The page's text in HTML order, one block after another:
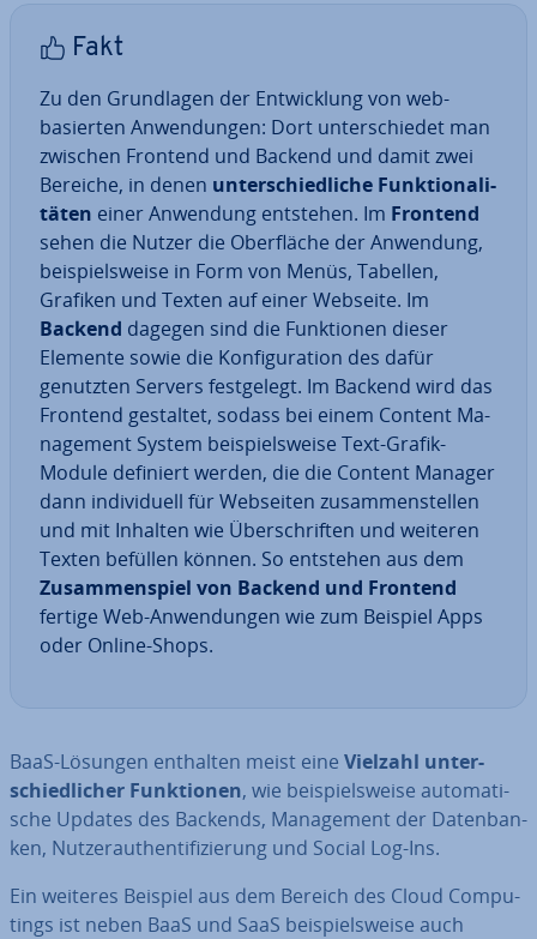
Fakt
Zu den Grund­la­gen der Ent­wick­lung von web-
basierten An­wen­dun­gen: Dort un­ter­schie­det man
zwischen Frontend und Backend und damit zwei
Bereiche, in denen un­ter­schied­li­che Funk­tio­na­li­
tä­ten einer Anwendung entstehen. Im Frontend
sehen die Nutzer die Ober­flä­che der Anwendung,
bei­spiels­wei­se in Form von Menüs, Tabellen,
Grafiken und Texten auf einer Webseite. Im
Backend dagegen sind die Funk­tio­nen dieser
Elemente sowie die Kon­fi­gu­ra­ti­on des dafür
genutzten Servers fest­ge­legt. Im Backend wird das
Frontend gestaltet, sodass bei einem Content Ma­
nage­ment System bei­spiels­wei­se Text-Grafik-
Module definiert werden, die die Content Manager
dann in­di­vi­du­ell für Webseiten zu­sam­men­stel­len
und mit Inhalten wie Über­schrif­ten und weiteren
Texten befüllen können. So entstehen aus dem
Zu­sam­men­spiel von Backend und Frontend
fertige Web-An­wen­dun­gen wie zum Beispiel Apps
oder Online-Shops.
BaaS-Lösungen enthalten meist eine Vielzahl un­ter­
schied­li­cher Funk­tio­nen, wie bei­spiels­wei­se au­to­ma­ti­
sche Updates des Backends, Ma­nage­ment der Da­ten­ban­
ken, Nut­zer­au­then­ti­fi­zie­rung und Social Log-Ins.
Ein weiteres Beispiel aus dem Bereich des Cloud Com­pu­
tings ist neben BaaS und SaaS bei­spiels­wei­se auch